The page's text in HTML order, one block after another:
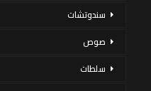
سندوتشات
صوص
سلطات